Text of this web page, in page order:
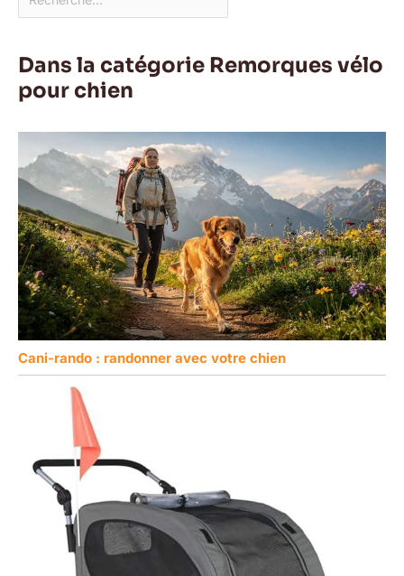
Dans la catégorie Remorques vélo
pour chien
Cani-rando : randonner avec votre chien